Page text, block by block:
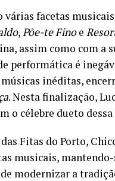
várias facetas
,Põe-te Finoe
assim como com a
performática é
inéditas,
. Nesta finalização,
o célebre dueto
Fitas do Porto,
musicais,
modernizar a